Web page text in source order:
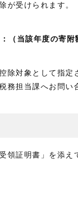
が受けられます。
（当該年度の寄
対象として指定
務担当課へお問い
証明書」を添え